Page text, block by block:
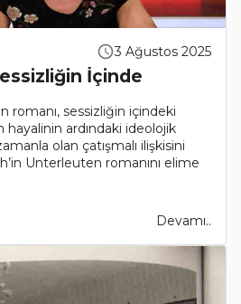
3 Ağustos 2025
İçinde
romanı, sessizliğin içindeki
ardındaki ideolojik
olan çatışmalı ilişkisini
Unterleuten romanını elime
Devamı..